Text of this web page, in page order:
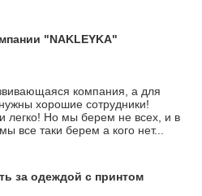
"NAKLEYKA"
компания, а для
хорошие сотрудники!
легко! Но мы берем не всех, и в
все таки берем а кого нет...
за одеждой с принтом